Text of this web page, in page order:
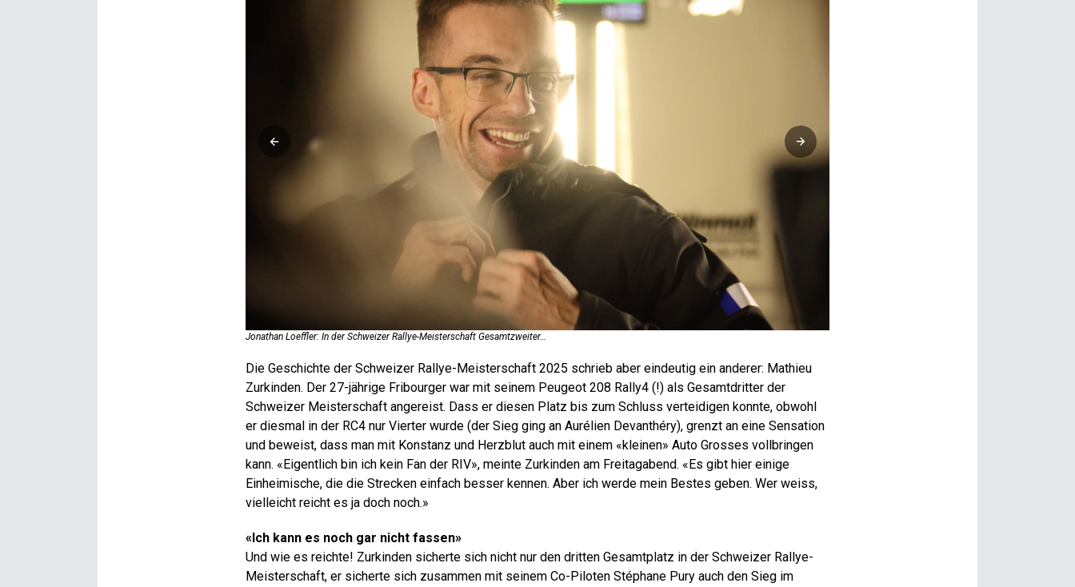
Jonathan Loeffler: In der Schweizer Rallye-Meisterschaft Gesamtzweiter…
Die Geschichte der Schweizer Rallye-Meisterschaft 2025 schrieb aber eindeutig ein anderer: Mathieu
Zurkinden. Der 27-jährige Fribourger war mit seinem Peugeot 208 Rally4 (!) als Gesamtdritter der
Schweizer Meisterschaft angereist. Dass er diesen Platz bis zum Schluss verteidigen konnte, obwohl
er diesmal in der RC4 nur Vierter wurde (der Sieg ging an Aurélien Devanthéry), grenzt an eine Sensation
und beweist, dass man mit Konstanz und Herzblut auch mit einem «kleinen» Auto Grosses vollbringen
kann. «Eigentlich bin ich kein Fan der RIV», meinte Zurkinden am Freitagabend. «Es gibt hier einige
Einheimische, die die Strecken einfach besser kennen. Aber ich werde mein Bestes geben. Wer weiss,
vielleicht reicht es ja doch noch.»
«Ich kann es noch gar nicht fassen»
Und wie es reichte! Zurkinden sicherte sich nicht nur den dritten Gesamtplatz in der Schweizer Rallye-
Meisterschaft, er sicherte sich zusammen mit seinem Co-Piloten Stéphane Pury auch den Sieg im